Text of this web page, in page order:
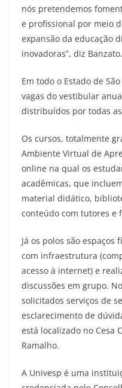
nós pretendemos
e profissional por meio
expansão da educação
inovadoras”, diz Banzato.
Em todo o Estado de
vagas do vestibular
distribuídos por todas
Os cursos, totalmente
Ambiente Virtual de
online na qual os
acadêmicas, que
material didático,
conteúdo com tutores e
Já os polos são espaços
com infraestrutura
acesso à internet) e
discussões em grupo.
solicitados serviços de
esclarecimento de
está localizado no Cesa
Ramalho.
A Univesp é uma